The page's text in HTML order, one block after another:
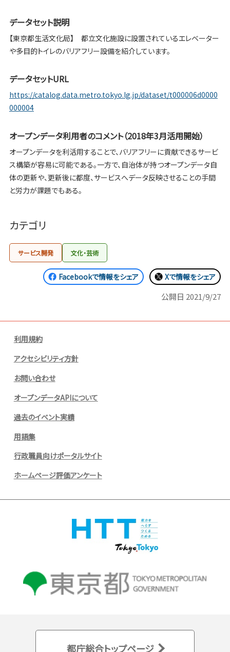
データセット説明
【東京都生活文化局】 都立文化施設に設置されているエレベーター
や多目的トイレのバリアフリー設備を紹介しています。
データセットURL
https://catalog.data.metro.tokyo.lg.jp/dataset/t000006d0000
000004
オープンデータ利用者のコメント（2018年3月活用開始）
オープンデータを利活用することで、バリアフリーに貢献できるサービ
ス構築が容易に可能である。一方で、自治体が持つオープンデータ自
体の更新や、更新後に都度、サービスへデータ反映させることの手間
と労力が課題でもある。
カテゴリ
サービス開発 文化・芸術
公開日 2021/9/27
Facebookで情報をシェア Xで情報をシェア
利用規約
アクセシビリティ方針
お問い合わせ
オープンデータAPIについて
過去のイベント実績
用語集
行政職員向けポータルサイト
ホームページ評価アンケート
都庁総合トップページ